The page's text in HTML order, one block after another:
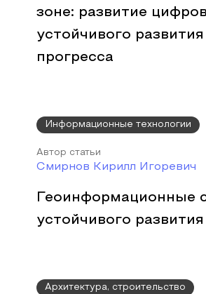
зоне: развитие
устойчивого
прогресса
Информационные технологии
Автор статьи
Смирнов Кирилл Игоревич
Геоинформационные
устойчивого
Архитектура, строительство